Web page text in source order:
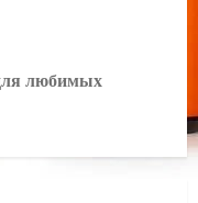
любимых